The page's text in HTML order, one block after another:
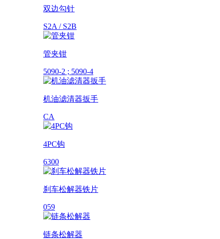
双边勾针
S2A / S2B
管夹钳
5090-2 ; 5090-4
机油滤清器扳手
CA
4PC钩
6300
刹车松解器铁片
059
链条松解器